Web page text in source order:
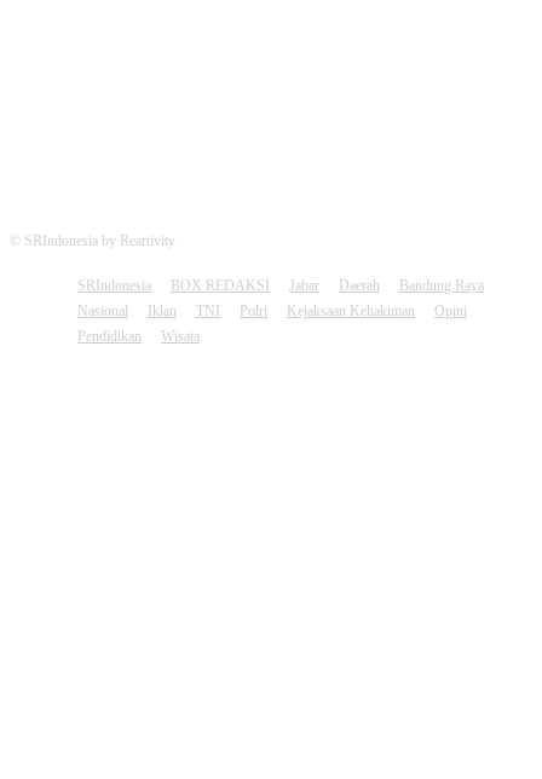
© SRIndonesia by Reartivity
SRIndonesia BOX REDAKSI Jabar Daerah
Bandung Raya
Nasional
Iklan TNI Polri Kejaksaan Kehakiman
Opini
Pendidikan
Wisata